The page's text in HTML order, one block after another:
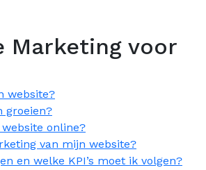
Marketing voor
website?
groeien?
online?
van mijn website?
en welke KPI’s moet ik volgen?